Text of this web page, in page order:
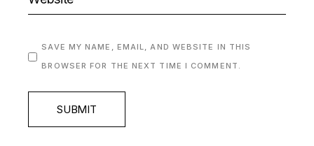
SAVE MY NAME, EMAIL, AND WEBSITE IN THIS
BROWSER FOR THE NEXT TIME I COMMENT.
SUBMIT